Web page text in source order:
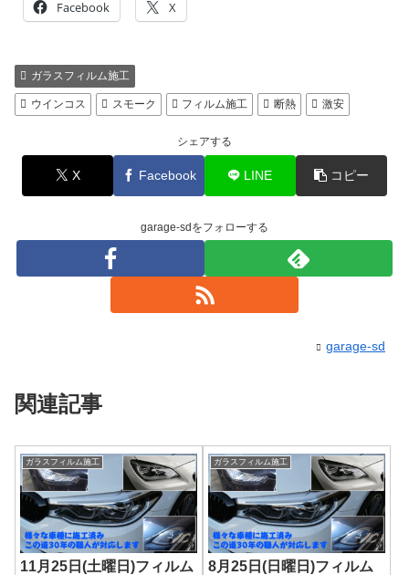
Facebook X
ガラスフィルム施工
ウインコス スモーク フィルム施工 断熱 激安
シェアする
X Facebook LINE コピー
garage-sdをフォローする
garage-sd
関連記事
ガラスフィルム施工
11月25日(土曜日)フィルム
ガラスフィルム施工
8月25日(日曜日)フィルム